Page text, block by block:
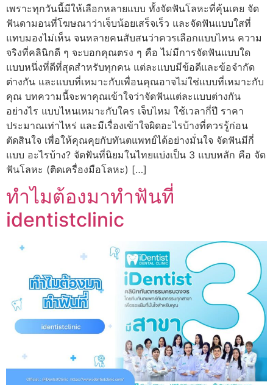
เพราะทุกวันนี้มีให้เลือกหลายแบบ ทั้งจัดฟันโลหะที่คุ้นเคย จัด
ฟันดามอนที่โฆษณาว่าเจ็บน้อยเสร็จเร็ว และจัดฟันแบบใสที่
แทบมองไม่เห็น จนหลายคนสับสนว่าควรเลือกแบบไหน ความ
จริงที่คลินิกดี ๆ จะบอกคุณตรง ๆ คือ ไม่มีการจัดฟันแบบใด
แบบหนึ่งที่ดีที่สุดสำหรับทุกคน แต่ละแบบมีข้อดีและข้อจำกัด
ต่างกัน และแบบที่เหมาะกับเพื่อนคุณอาจไม่ใช่แบบที่เหมาะกับ
คุณ บทความนี้จะพาคุณเข้าใจว่าจัดฟันแต่ละแบบต่างกัน
อย่างไร แบบไหนเหมาะกับใคร เจ็บไหม ใช้เวลากี่ปี ราคา
ประมาณเท่าไหร่ และมีเรื่องเข้าใจผิดอะไรบ้างที่ควรรู้ก่อน
ตัดสินใจ เพื่อให้คุณคุยกับทันตแพทย์ได้อย่างมั่นใจ จัดฟันมีกี่
แบบ อะไรบ้าง? จัดฟันที่นิยมในไทยแบ่งเป็น 3 แบบหลัก คือ จัด
ฟันโลหะ (ติดเครื่องมือโลหะ) […]
ทำไมต้องมาทำฟันที่
identistclinic